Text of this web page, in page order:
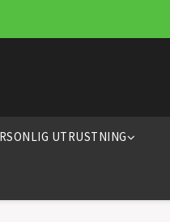
UTRUSTNING